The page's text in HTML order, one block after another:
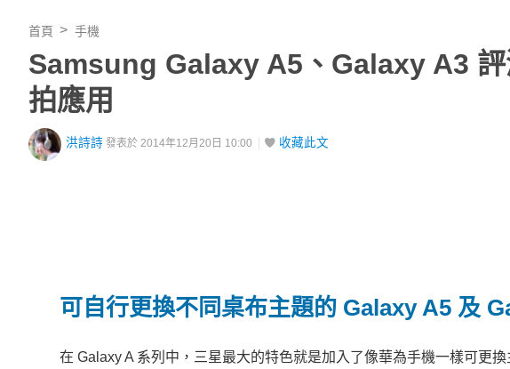
首頁 手機
Samsung Galaxy A5、Galaxy A3 評
拍應用
洪詩詩 發表於 2014年12月20日 10:00 收藏此文
可自行更換不同桌布主題的 Galaxy A5 及
在 Galaxy A 系列中，三星最大的特色就是加入了像華為手機一樣可更